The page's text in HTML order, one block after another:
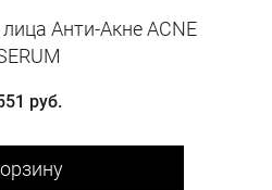
Анти-Акне ACNE
руб.